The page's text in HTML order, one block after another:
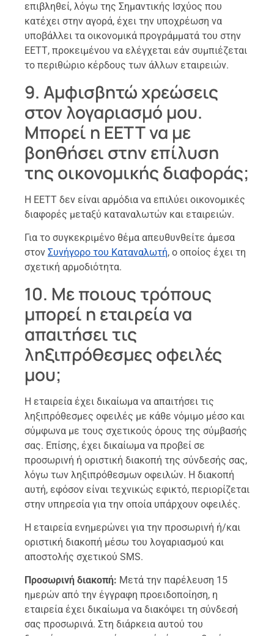
επιβληθεί, λόγω της Σημαντικής Ισχύος που
κατέχει στην αγορά, έχει την υποχρέωση να
υποβάλλει τα οικονομικά προγράμματά του στην
ΕΕΤΤ, προκειμένου να ελέγχεται εάν συμπιέζεται
το περιθώριο κέρδους των άλλων εταιρειών.
9. Αμφισβητώ χρεώσεις
στον λογαριασμό μου.
Μπορεί η ΕΕΤΤ να με
βοηθήσει στην επίλυση
της οικονομικής διαφοράς;
Η ΕΕΤΤ δεν είναι αρμόδια να επιλύει οικονομικές
διαφορές μεταξύ καταναλωτών και εταιρειών.
Για το συγκεκριμένο θέμα απευθυνθείτε άμεσα
στον Συνήγορο του Καταναλωτή, ο οποίος έχει τη
σχετική αρμοδιότητα.
10. Με ποιους τρόπους
μπορεί η εταιρεία να
απαιτήσει τις
ληξιπρόθεσμες οφειλές
μου;
Η εταιρεία έχει δικαίωμα να απαιτήσει τις
ληξιπρόθεσμες οφειλές με κάθε νόμιμο μέσο και
σύμφωνα με τους σχετικούς όρους της σύμβασής
σας. Επίσης, έχει δικαίωμα να προβεί σε
προσωρινή ή οριστική διακοπή της σύνδεσής σας,
λόγω των ληξιπρόθεσμων οφειλών. Η διακοπή
αυτή, εφόσον είναι τεχνικώς εφικτό, περιορίζεται
στην υπηρεσία για την οποία υπάρχουν οφειλές.
Η εταιρεία ενημερώνει για την προσωρινή ή/και
οριστική διακοπή μέσω του λογαριασμού και
αποστολής σχετικού SMS.
Προσωρινή διακοπή: Μετά την παρέλευση 15
ημερών από την έγγραφη προειδοποίηση, η
εταιρεία έχει δικαίωμα να διακόψει τη σύνδεσή
σας προσωρινά. Στη διάρκεια αυτού του